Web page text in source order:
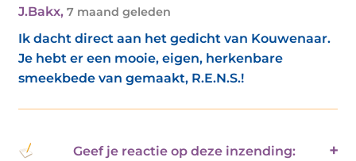
J.Bakx, 7 maand geleden
Ik dacht direct aan het gedicht van Kouwenaar.
Je hebt er een mooie, eigen, herkenbare
smeekbede van gemaakt, R.E.N.S.!
Geef je reactie op deze inzending: